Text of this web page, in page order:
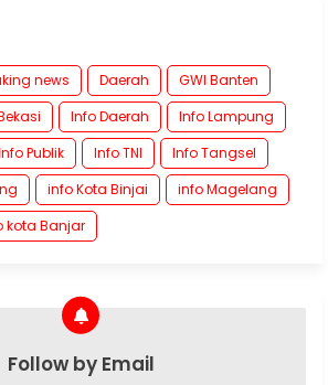
news Daerah
GWI Banten
Info Daerah
Info Lampung
Publik Info TNI
Info Tangsel
info Kota Binjai
info Magelang
kota Banjar
Follow by Email